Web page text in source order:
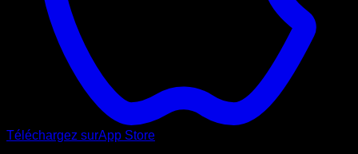
Téléchargez surApp Store